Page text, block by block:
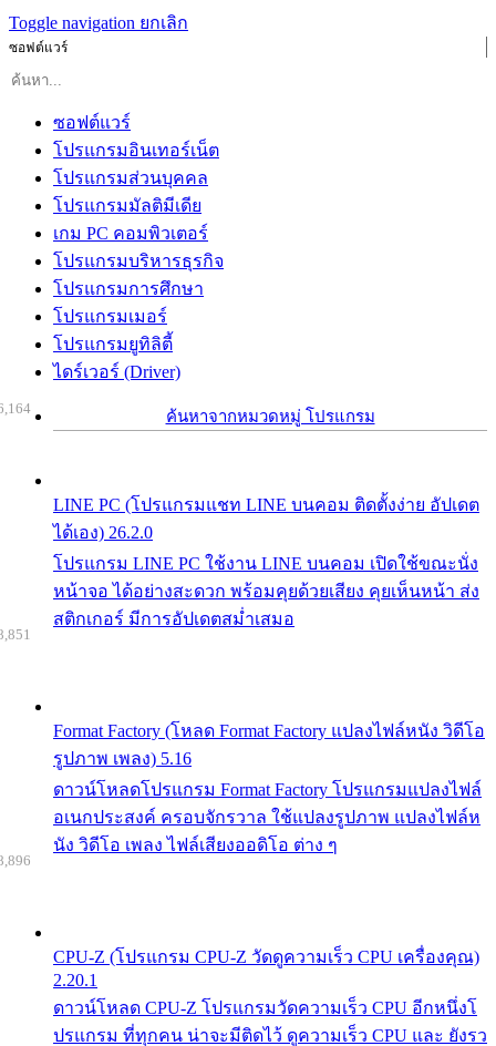
Toggle navigation ยกเลิก
ซอฟต์แวร์
ซอฟต์แวร์
โปรแกรมอินเทอร์เน็ต
โปรแกรมส่วนบุคคล
โปรแกรมมัลติมีเดีย
เกม PC คอมพิวเตอร์
โปรแกรมบริหารธุรกิจ
โปรแกรมการศึกษา
โปรแกรมเมอร์
โปรแกรมยูทิลิตี้
ไดร์เวอร์ (Driver)
ค้นหาจากหมวดหมู่ โปรแกรม
LINE PC (โปรแกรมแชท LINE บนคอม ติดตั้งง่าย อัปเดต
ได้เอง) 26.2.0
โปรแกรม LINE PC ใช้งาน LINE บนคอม เปิดใช้ขณะนั่ง
หน้าจอ ได้อย่างสะดวก พร้อมคุยด้วยเสียง คุยเห็นหน้า ส่ง
สติกเกอร์ มีการอัปเดตสม่ำเสมอ
Format Factory (โหลด Format Factory แปลงไฟล์หนัง วิดีโอ
รูปภาพ เพลง) 5.16
ดาวน์โหลดโปรแกรม Format Factory โปรแกรมแปลงไฟล์
อเนกประสงค์ ครอบจักรวาล ใช้แปลงรูปภาพ แปลงไฟล์ห
นัง วิดีโอ เพลง ไฟล์เสียงออดิโอ ต่าง ๆ
CPU-Z (โปรแกรม CPU-Z วัดดูความเร็ว CPU เครื่องคุณ)
2.20.1
ดาวน์โหลด CPU-Z โปรแกรมวัดความเร็ว CPU อีกหนึ่งโ
ปรแกรม ที่ทุกคน น่าจะมีติดไว้ ดูความเร็ว CPU และ ยังรว